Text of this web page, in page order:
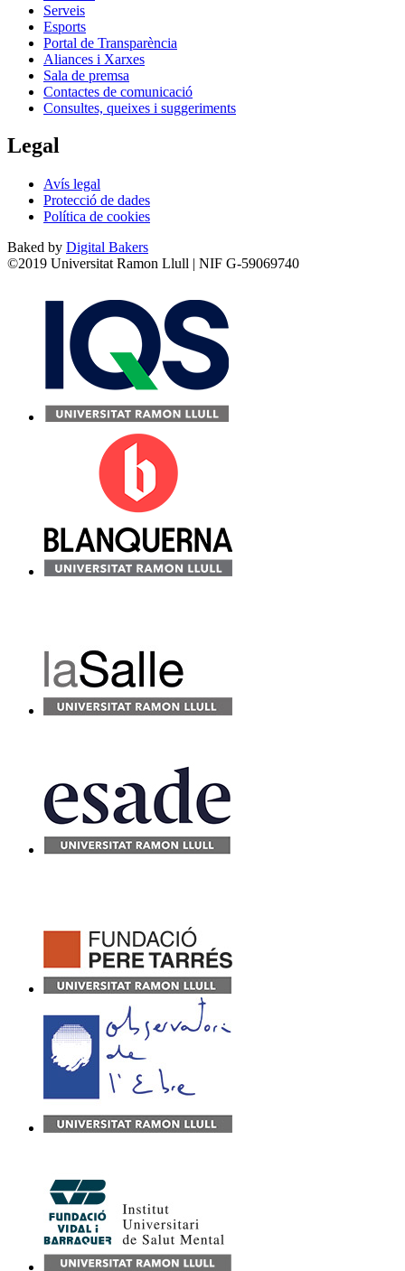
Serveis
Esports
Portal de Transparència
Aliances i Xarxes
Sala de premsa
Contactes de comunicació
Consultes, queixes i suggeriments
Legal
Avís legal
Protecció de dades
Política de cookies
Baked by Digital Bakers
©2019 Universitat Ramon Llull | NIF G-59069740